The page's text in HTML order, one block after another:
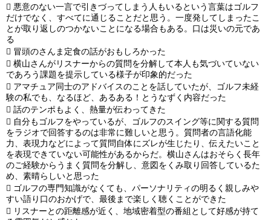
 悪意のない一言で引きづってしまう人もいるという言葉はゴルフ
だけでなく、すべてに通じることだと思う。一度発してしまったこ
とが取り返しのつかないことになる場合もある。口は災いの元であ
る
 冒頭のさんま定食の話がおもしろかった
 横山さんがリスナーからの質問を分解して本人も気づいていない
であろう課題を提示している様子が印象的だった
 アマチュア同士のアドバイスのことを話していたが、ゴルフ未経
験の私でも、なるほど、あるある！とうなずく内容だった
 話のテンポもよく、熱量が伝わってきた
 自分もゴルフをやっているが、ゴルフのスイング等に関する質問
をラジオで回答するのは非常に難しいと思う。質問者の言語化能
力、表現力などによって質問自体にズレが生じたり、伝えたいこと
を表現できていない可能性があるからだ。横山さんはおそらく長年
のご経験からうまく質問を分解し、意図をくみ取り回答しているた
め、素晴らしいと思った
 ゴルフの専門知識がなくても、パーソナリティの明るく親しみや
すい語り口のおかげで、最後まで楽しく聴くことができた
 リスナーとの距離感が近く、地域密着型の番組として好感が持て